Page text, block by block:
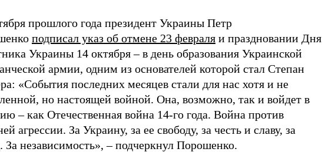
прошлого года президент Украины Петр
подписал указ об отмене 23 февраля и праздновании Дня
Украины 14 октября – в день образования Украинской
армии, одним из основателей которой стал Степан
«События последних месяцев стали для нас хотя и не
но настоящей войной. Она, возможно, так и войдет в
– как Отечественная война 14-го года. Война против
агрессии. За Украину, за ее свободу, за честь и славу, за
За независимость», – подчеркнул Порошенко.